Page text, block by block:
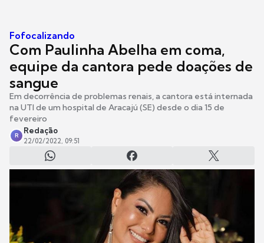
Fofocalizando
Com Paulinha Abelha em coma,
equipe da cantora pede doações de
sangue
Em decorrência de problemas renais, a cantora está internada
na UTI de um hospital de Aracajú (SE) desde o dia 15 de
fevereiro
R
Redação
22/02/2022, 09:51